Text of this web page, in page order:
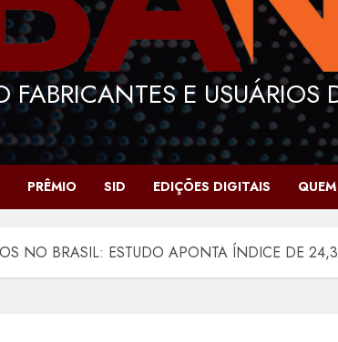
E USUÁRIOS
PRÊMIO SID EDIÇÕES DIGITAIS
NO BRASIL: ESTUDO APONTA ÍNDICE DE